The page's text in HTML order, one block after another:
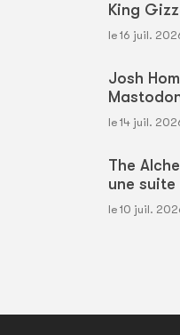
King
le 16 juil.
Josh
le 14 juil.
The
une suite
le 10 juil.